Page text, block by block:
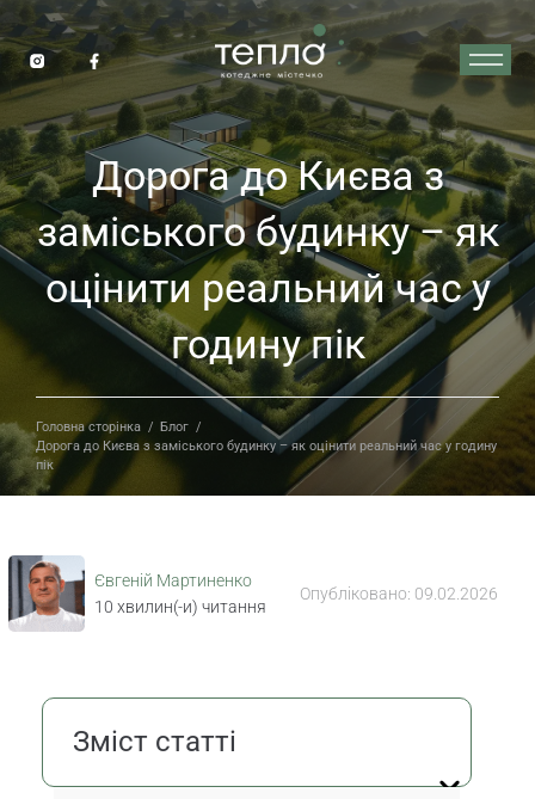
Дорога до Києва з
заміського будинку – як
оцінити реальний час у
годину пік
Головна сторінка / Блог /
Дорога до Києва з заміського будинку – як оцінити реальний час у годину
пік
Євгеній Мартиненко
10 хвилин(-и) читання
Опубліковано: 09.02.2026
Зміст статті